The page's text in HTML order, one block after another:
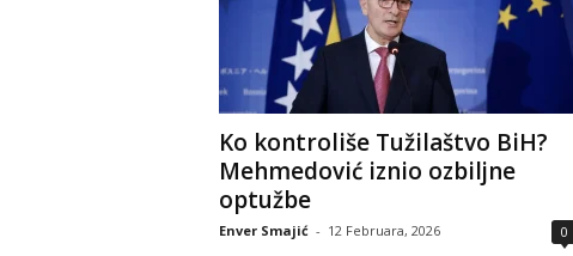
Ko kontroliše Tužilaštvo BiH?
Mehmedović iznio ozbiljne
optužbe
Enver Smajić - 12 Februara, 2026 0